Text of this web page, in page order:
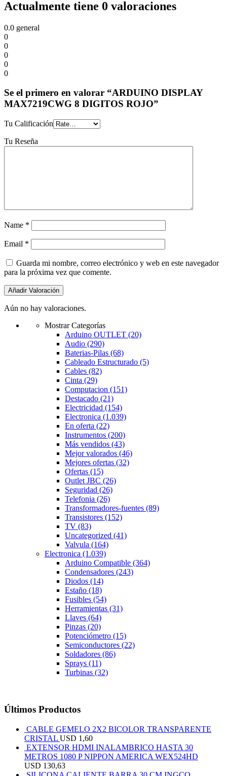
Actualmente tiene 0 valoraciones
0.0 general
0
0
0
0
0
Se el primero en valorar “ARDUINO DISPLAY
MAX7219CWG 8 DIGITOS ROJO”
Tu Calificación
Tu Reseña
Name *
Email *
Guarda mi nombre, correo electrónico y web en este navegador
para la próxima vez que comente.
Aún no hay valoraciones.
Mostrar Categorías
Arduino OUTLET (20)
Audio (290)
Baterias-Pilas (68)
Cableado Estructurado (5)
Cables (82)
Cinta (29)
Computacion (151)
Destacado (21)
Electricidad (154)
Electronica (1.039)
En oferta (22)
Instrumentos (200)
Más vendidos (43)
Mejor valorados (46)
Mejores ofertas (32)
Ofertas (15)
Outlet JBC (26)
Seguridad (26)
Telefonia (26)
Transformadores-fuentes (89)
Transistores (152)
TV (83)
Uncategorized (41)
Valvula (164)
Electronica (1.039)
Arduino Compatible (364)
Condensadores (243)
Diodos (14)
Estaño (18)
Fusibles (54)
Herramientas (31)
Llaves (64)
Pinzas (20)
Potenciómetro (15)
Semiconductores (22)
Soldadores (86)
Sprays (11)
Turbinas (32)
Últimos Productos
CABLE GEMELO 2X2 BICOLOR TRANSPARENTE
CRISTAL USD 1,60
EXTENSOR HDMI INALAMBRICO HASTA 30
METROS 1080 P NIPPON AMERICA WEX524HD
USD 130,63